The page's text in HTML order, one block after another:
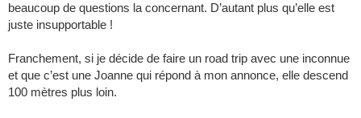
beaucoup de questions la concernant. D’autant plus qu’elle est
juste insupportable !
Franchement, si je décide de faire un road trip avec une inconnue
et que c’est une Joanne qui répond à mon annonce, elle descend
100 mètres plus loin.